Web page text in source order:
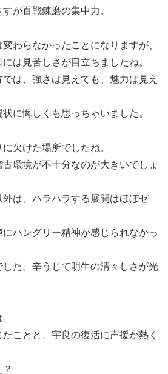
が百戦錬磨の集中力。
わらなかったことになりますが、
は見苦しさが目立ちましたね。
は、強さは見えても、魅力は見え
に悔しくも思っちゃいました。
欠けた場所でしたね。
環境が不十分なのが大きいでしょ
は、ハラハラする展開はほぼゼ
ハングリー精神が感じられなかっ
た。辛うじて明生の清々しさが光
ことと、宇良の復活に声援が熱く